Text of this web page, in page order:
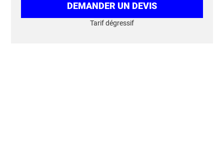
DEMANDER UN DEVIS
Tarif dégressif